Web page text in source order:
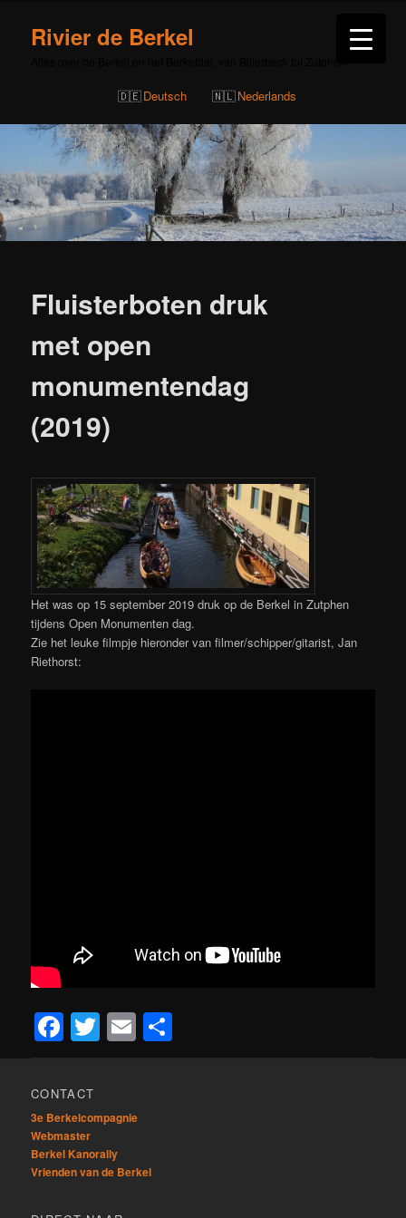
Rivier de Berkel
Deutsch Nederlands
Fluisterboten druk
met open
monumentendag
(2019)
Het was op 15 september 2019 druk op de Berkel in Zutphen
tijdens Open Monumenten dag.
Zie het leuke filmpje hieronder van filmer/schipper/gitarist, Jan
Riethorst:
Facebook
Twitter
Email
CONTACT
3e Berkelcompagnie
Webmaster
Berkel Kanorally
Vrienden van de Berkel